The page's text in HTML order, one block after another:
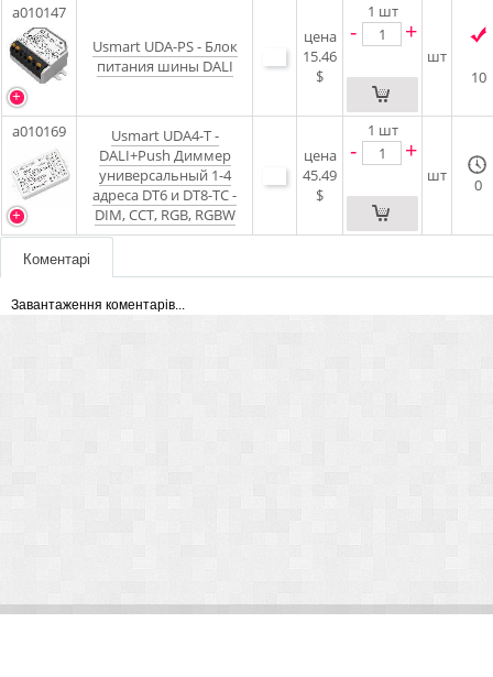
a010147
Usmart UDA-PS - Блок
питания шины DALI
цена
15.46
$
1 шт
- +
шт
10
a010169
Usmart UDA4-T -
DALI+Push Диммер
универсальный 1-4
адреса DT6 и DT8-TC -
DIM, CCT, RGB, RGBW
цена
45.49
$
1 шт
- +
шт 0
Коментарі
Завантаження коментарів...